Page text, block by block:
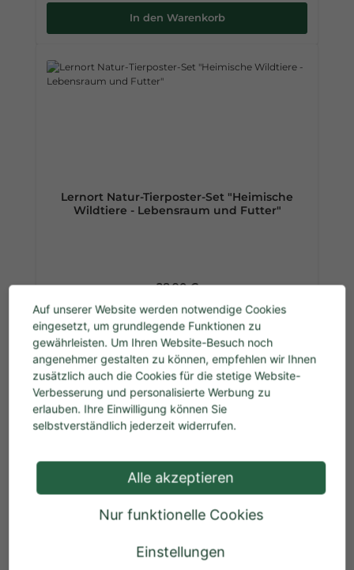
In den Warenkorb
Lernort Natur-Tierposter-Set "Heimische
Wildtiere - Lebensraum und Futter"
Regulärer Preis:
28,90 €
Preise inkl. MwSt. zzgl. Versandkosten
In den Warenkorb
%
Nistkasten-Bausatz
Auf unserer Website werden notwendige Cookies
eingesetzt, um grundlegende Funktionen zu
gewährleisten. Um Ihren Website-Besuch noch
angenehmer gestalten zu können, empfehlen wir Ihnen
zusätzlich auch die Cookies für die stetige Website-
Verbesserung und personalisierte Werbung zu
erlauben. Ihre Einwilligung können Sie
selbstverständlich jederzeit widerrufen.
Alle akzeptieren
Nur funktionelle Cookies
Einstellungen